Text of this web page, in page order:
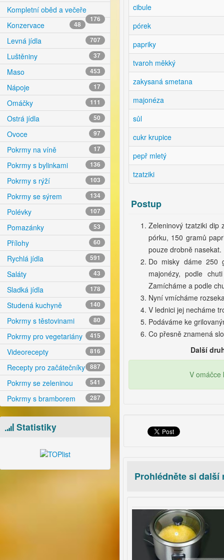
Kompletní oběd a večeře
176
Konzervace 48
Levná jídla 707
Luštěniny 37
Maso 453
Nápoje 17
Omáčky 111
Ostrá jídla 50
Ovoce 97
Pokrmy na víně 17
Pokrmy s bylinkami 136
Pokrmy s rýží 103
Pokrmy se sýrem 134
Polévky 107
Pomazánky 53
Přílohy 60
Rychlá jídla 591
Saláty 43
Sladká jídla 178
Studená kuchyně 140
Pokrmy s těstovinami 80
Pokrmy pro vegetariány 415
Videorecepty 816
Recepty pro začátečníky 887
Pokrmy se zeleninou 541
Pokrmy s bramborem 287
Statistiky
cibule
pórek
papriky
tvaroh měkký
zakysaná smetana
majonéza
sůl
cukr krupice
pepř mletý
tzatziki
Postup
Zeleninový tzatziki dip
pórku, 150 gramů
pouze drobně nasekat.
Do misky dáme 250
majonézy, podle
Zamícháme a podle
Nyní vmícháme
V lednici jej necháme
Podáváme ke
Co přesně znamená
Další
V omáčce
Prohlédněte si další